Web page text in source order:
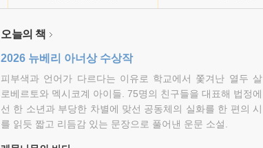
오늘의 책
2026 뉴베리 아너상 수상작
피부색과 언어가 다르다는 이유로 학교에서 쫓겨난 열두 살
로베르토와 멕시코계 아이들. 75명의 친구들을 대표해 법정에
선 한 소년과 부당한 차별에 맞선 공동체의 실화를 한 편의 시
를 읽듯 짧고 리듬감 있는 문장으로 풀어낸 운문 소설.